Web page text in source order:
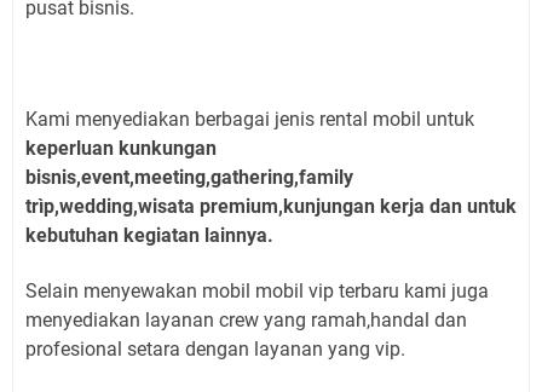
pusat bisnis.
Kami menyediakan berbagai jenis rental mobil untuk
keperluan kunkungan
bisnis,event,meeting,gathering,family
trìp,wedding,wisata premium,kunjungan kerja dan untuk
kebutuhan kegiatan lainnya.
Selain menyewakan mobil mobil vip terbaru kami juga
menyediakan layanan crew yang ramah,handal dan
profesional setara dengan layanan yang vip.